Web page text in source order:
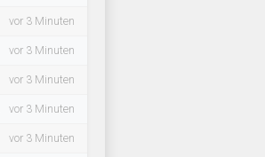
vor 3 Minuten
vor 3 Minuten
vor 3 Minuten
vor 3 Minuten
vor 3 Minuten